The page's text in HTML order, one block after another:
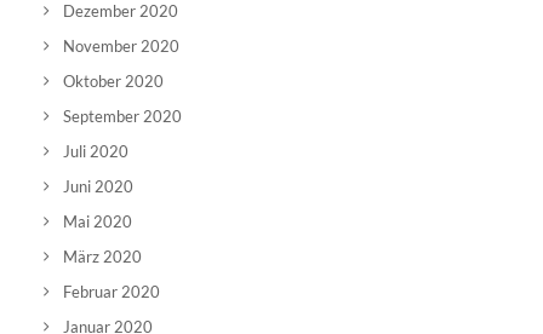
Dezember 2020
November 2020
Oktober 2020
September 2020
Juli 2020
Juni 2020
Mai 2020
März 2020
Februar 2020
Januar 2020